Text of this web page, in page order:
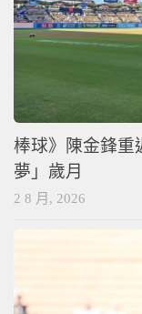
棒球》陳金鋒
夢」歲月
2 8 月, 2026